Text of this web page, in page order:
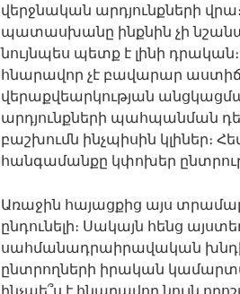
վերջնական արդյունքների
պատասխանը ինքնին չի
նույնպես պետք է լինի
հնարավոր չէ բավարար
վերաքվեարկության
արդյունքների պահպանման
բաշխումն ինչպիսին կլիներ։
հանգամանքը կփոխեր
Առաջին հայացքից այս
ընդունելի։ Սակայն հենց
սահմանադրաիրավական
ընտրողների իրական
ինչպե՞ս է հնարավոր նույն